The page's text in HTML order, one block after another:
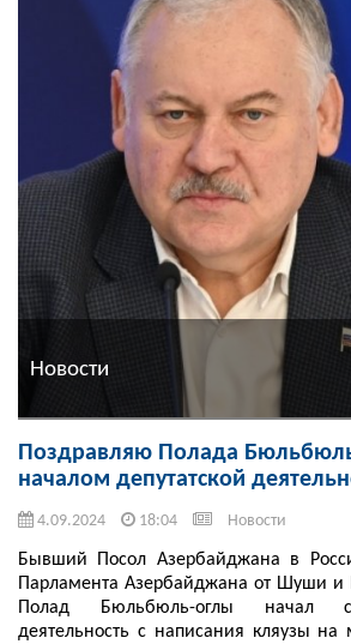
Новости
Поздравляю Полада
началом депутатской
4.09.2024 18:04 Новости
Бывший Посол Азербайджана в
Парламента Азербайджана от Шуши и
Полад Бюльбюль-оглы начал
деятельность с написания кляузы